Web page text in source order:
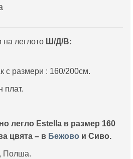
на леглотоШ/Д/В:
с размери : 160/200см.
плат.
легло Estella в размер 160
цвята – в Бежовои Сиво.
Полша.